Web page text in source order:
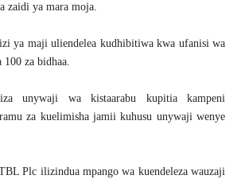
zaidi ya mara moja.
ya maji uliendelea kudhibitiwa kwa ufanisi wa
za bidhaa.
unywaji wa kistaarabu kupitia kampeni
za kuelimisha jamii kuhusu unywaji wenye
Plc ilizindua mpango wa kuendeleza wauzaji